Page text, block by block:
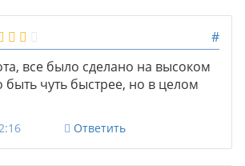
#
все было сделано на высоком
чуть быстрее, но в целом
Ответить